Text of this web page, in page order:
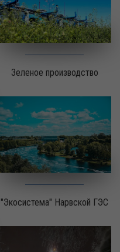
Зеленое производство
"Экосистема" Нарвской ГЭС